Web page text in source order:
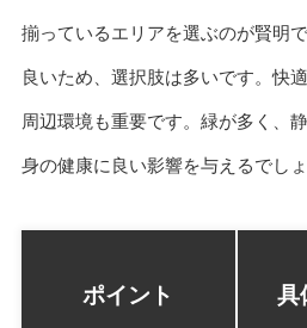
揃っているエリアを選ぶのが賢明
良いため、選択肢は多いです。快
周辺環境も重要です。緑が多く、
身の健康に良い影響を与えるでしょ
ポイント 具